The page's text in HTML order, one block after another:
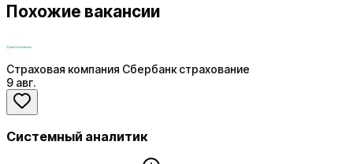
Похожие вакансии
Страховая компания Сбербанк страхование
9 авг.
Системный аналитик